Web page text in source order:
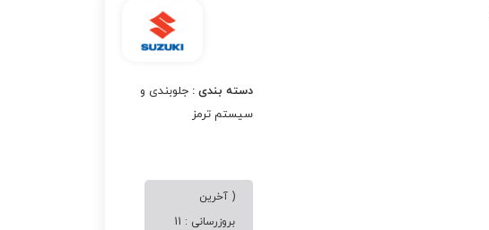
دسته بندی :جلوبندی و
سیستم ترمز
( آخرین
بروزرسانی : 11